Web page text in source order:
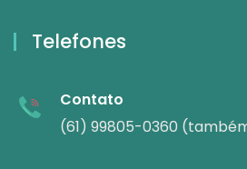
Telefones
Contato
(61) 99805-0360